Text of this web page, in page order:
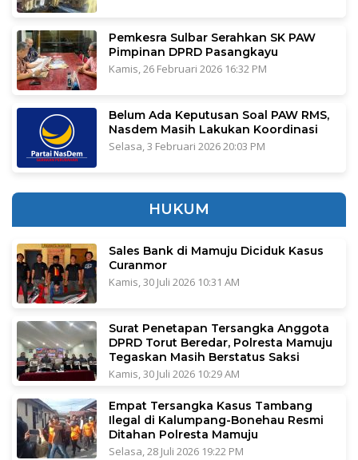
Pemkesra Sulbar Serahkan SK PAW
Pimpinan DPRD Pasangkayu
Kamis, 26 Februari 2026 16:32 PM
Belum Ada Keputusan Soal PAW RMS,
Nasdem Masih Lakukan Koordinasi
Selasa, 3 Februari 2026 20:03 PM
HUKUM
Sales Bank di Mamuju Diciduk Kasus
Curanmor
Kamis, 30 Juli 2026 10:31 AM
Surat Penetapan Tersangka Anggota
DPRD Torut Beredar, Polresta Mamuju
Tegaskan Masih Berstatus Saksi
Kamis, 30 Juli 2026 10:29 AM
Empat Tersangka Kasus Tambang
Ilegal di Kalumpang-Bonehau Resmi
Ditahan Polresta Mamuju
Selasa, 28 Juli 2026 19:22 PM